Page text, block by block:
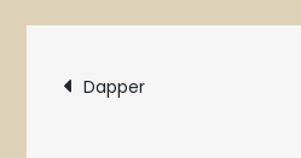
Bericht
Dapper